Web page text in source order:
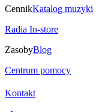
CennikKatalog muzyki
Radia In-store
ZasobyBlog
Centrum pomocy
Kontakt